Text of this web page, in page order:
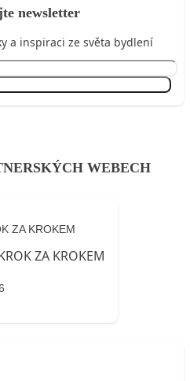
newsletter
a inspiraci ze světa bydlení
WEBECH
ZA KROKEM